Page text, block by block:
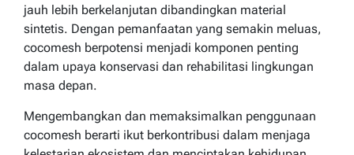
jauh lebih berkelanjutan dibandingkan material
sintetis. Dengan pemanfaatan yang semakin meluas,
cocomesh berpotensi menjadi komponen penting
dalam upaya konservasi dan rehabilitasi lingkungan
masa depan.
Mengembangkan dan memaksimalkan penggunaan
cocomesh berarti ikut berkontribusi dalam menjaga